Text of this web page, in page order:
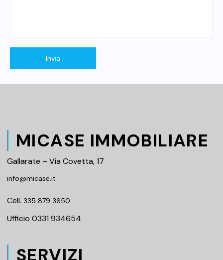
MICASE IMMOBILIARE
Gallarate – Via Covetta, 17
info@micase.it
Cell. 335 879 3650
Ufficio 0331 934654
SERVIZI